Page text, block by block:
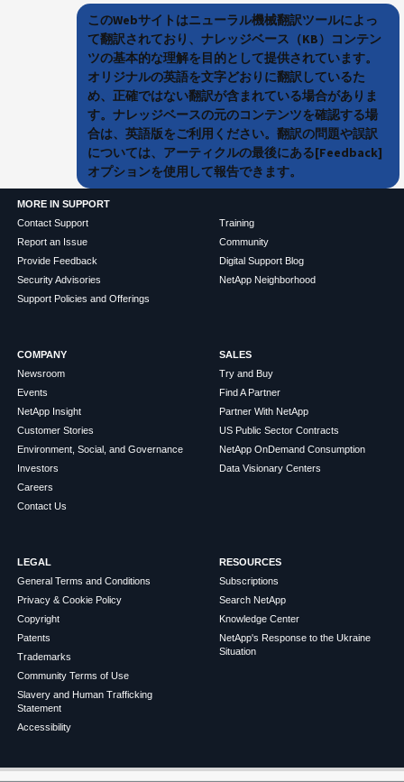
このWebサイトはニューラル機械翻訳ツールによっ
て翻訳されており、ナレッジベース（KB）コンテン
ツの基本的な理解を目的として提供されています。
オリジナルの英語を文字どおりに翻訳しているた
め、正確ではない翻訳が含まれている場合がありま
す。ナレッジベースの元のコンテンツを確認する場
合は、英語版をご利用ください。翻訳の問題や誤訳
については、アーティクルの最後にある[Feedback]
オプションを使用して報告できます。
MORE IN SUPPORT
Contact Support
Report an Issue
Provide Feedback
Security Advisories
Support Policies and Offerings
Training
Community
Digital Support Blog
NetApp Neighborhood
COMPANY
Newsroom
Events
NetApp Insight
Customer Stories
Environment, Social, and Governance
Investors
Careers
Contact Us
SALES
Try and Buy
Find A Partner
Partner With NetApp
US Public Sector Contracts
NetApp OnDemand Consumption
Data Visionary Centers
LEGAL
General Terms and Conditions
Privacy & Cookie Policy
Copyright
Patents
Trademarks
Community Terms of Use
Slavery and Human Trafficking
Statement
Accessibility
RESOURCES
Subscriptions
Search NetApp
Knowledge Center
NetApp's Response to the Ukraine
Situation